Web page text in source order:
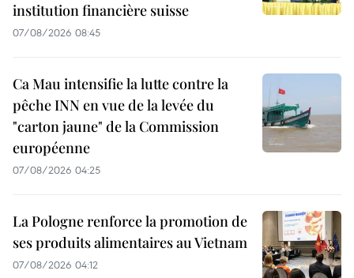
institution financière suisse
07/08/2026 08:45
Ca Mau intensifie la lutte contre la
pêche INN en vue de la levée du
"carton jaune" de la Commission
européenne
07/08/2026 04:25
La Pologne renforce la promotion de
ses produits alimentaires au Vietnam
07/08/2026 04:12